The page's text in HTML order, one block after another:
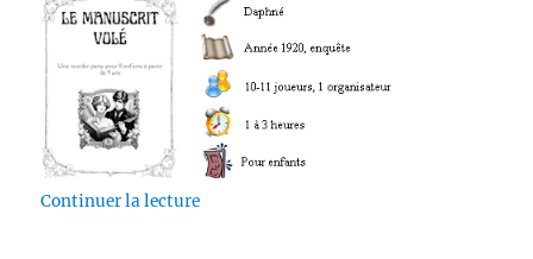
Continuer la lecturede « Le Manuscrit Volé »